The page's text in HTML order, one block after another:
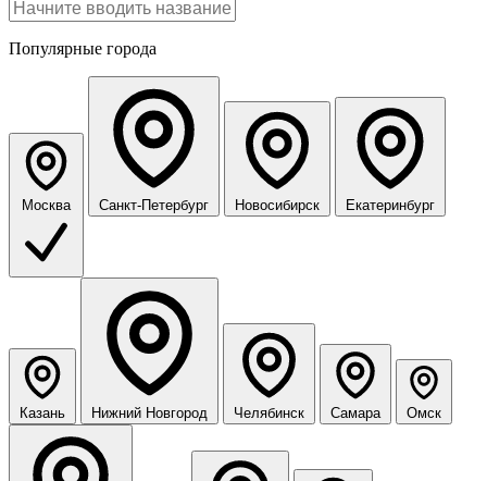
Популярные города
Москва Санкт-Петербург Новосибирск Екатеринбург
Казань Нижний Новгород Челябинск Самара Омск